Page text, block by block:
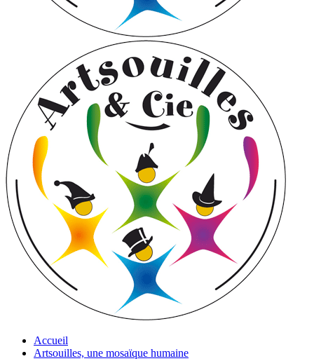
Accueil
Artsouilles, une mosaïque humaine